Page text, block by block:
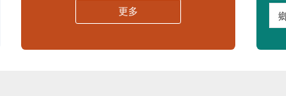
更多